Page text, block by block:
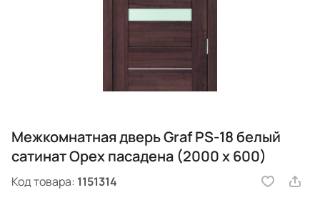
Межкомнатная дверь Graf PS-18 белый
сатинат Орех пасадена (2000 х 600)
Код товара: 1151314